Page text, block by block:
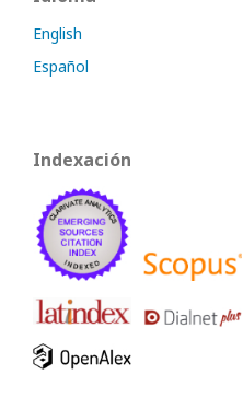
English
Español
Indexación